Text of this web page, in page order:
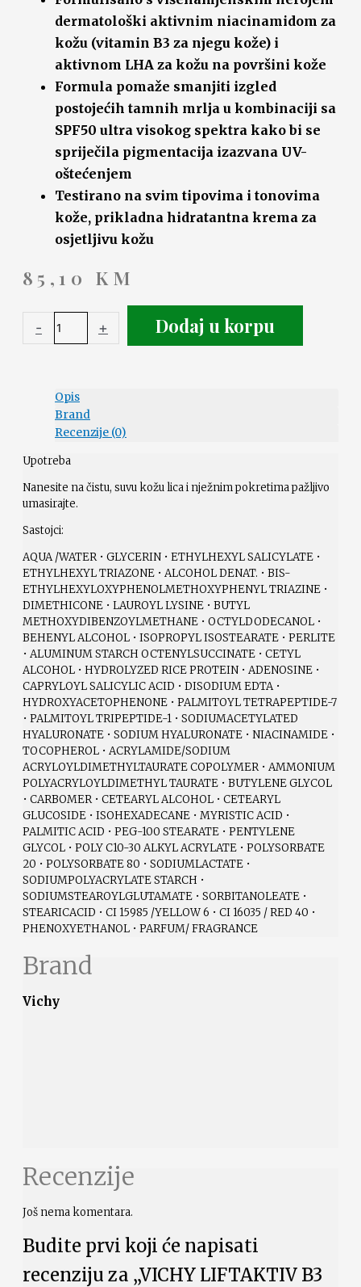
dermatološki aktivnim niacinamidom za
kožu (vitamin B3 za njegu kože) i
aktivnom LHA za kožu na površini kože
Formula pomaže smanjiti izgled
postojećih tamnih mrlja u kombinaciji sa
SPF50 ultra visokog spektra kako bi se
spriječila pigmentacija izazvana UV-
oštećenjem
Testirano na svim tipovima i tonovima
kože, prikladna hidratantna krema za
osjetljivu kožu
85,10 KM
- + Dodaj u korpu
Opis
Brand
Recenzije (0)
Upotreba
Nanesite na čistu, suvu kožu lica i nježnim pokretima pažljivo
umasirajte.
Sastojci:
AQUA /WATER • GLYCERIN • ETHYLHEXYL SALICYLATE •
ETHYLHEXYL TRIAZONE • ALCOHOL DENAT. • BIS-
ETHYLHEXYLOXYPHENOLMETHOXYPHENYL TRIAZINE •
DIMETHICONE • LAUROYL LYSINE • BUTYL
METHOXYDIBENZOYLMETHANE • OCTYLDODECANOL •
BEHENYL ALCOHOL • ISOPROPYL ISOSTEARATE • PERLITE
• ALUMINUM STARCH OCTENYLSUCCINATE • CETYL
ALCOHOL • HYDROLYZED RICE PROTEIN • ADENOSINE •
CAPRYLOYL SALICYLIC ACID • DISODIUM EDTA •
HYDROXYACETOPHENONE • PALMITOYL TETRAPEPTIDE-7
• PALMITOYL TRIPEPTIDE-1 • SODIUMACETYLATED
HYALURONATE • SODIUM HYALURONATE • NIACINAMIDE •
TOCOPHEROL • ACRYLAMIDE/SODIUM
ACRYLOYLDIMETHYLTAURATE COPOLYMER • AMMONIUM
POLYACRYLOYLDIMETHYL TAURATE • BUTYLENE GLYCOL
• CARBOMER • CETEARYL ALCOHOL • CETEARYL
GLUCOSIDE • ISOHEXADECANE • MYRISTIC ACID •
PALMITIC ACID • PEG-100 STEARATE • PENTYLENE
GLYCOL • POLY C10-30 ALKYL ACRYLATE • POLYSORBATE
20 • POLYSORBATE 80 • SODIUMLACTATE •
SODIUMPOLYACRYLATE STARCH •
SODIUMSTEAROYLGLUTAMATE • SORBITANOLEATE •
STEARICACID • CI 15985 /YELLOW 6 • CI 16035 / RED 40 •
PHENOXYETHANOL • PARFUM/ FRAGRANCE
Brand
Vichy
Recenzije
Još nema komentara.
Budite prvi koji će napisati
recenziju za „VICHY LIFTAKTIV B3